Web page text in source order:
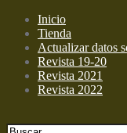
Inicio
Tienda
Actualizar datos
Revista 19-20
Revista 2021
Revista 2022